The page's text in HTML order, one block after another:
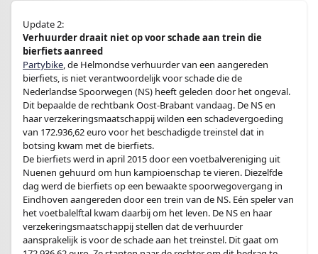
Update 2:
Verhuurder draait niet op voor schade aan trein die
bierfiets aanreed
Partybike, de Helmondse verhuurder van een aangereden
bierfiets, is niet verantwoordelijk voor schade die de
Nederlandse Spoorwegen (NS) heeft geleden door het ongeval.
Dit bepaalde de rechtbank Oost-Brabant vandaag. De NS en
haar verzekeringsmaatschappij wilden een schadevergoeding
van 172.936,62 euro voor het beschadigde treinstel dat in
botsing kwam met de bierfiets.
De bierfiets werd in april 2015 door een voetbalvereniging uit
Nuenen gehuurd om hun kampioenschap te vieren. Diezelfde
dag werd de bierfiets op een bewaakte spoorwegovergang in
Eindhoven aangereden door een trein van de NS. Eén speler van
het voetbalelftal kwam daarbij om het leven. De NS en haar
verzekeringsmaatschappij stellen dat de verhuurder
aansprakelijk is voor de schade aan het treinstel. Dit gaat om